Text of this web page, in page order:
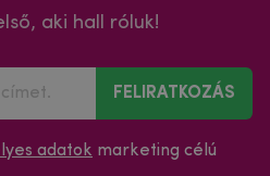
aki hall róluk!
FELIRATKOZÁS
adatok marketing célú